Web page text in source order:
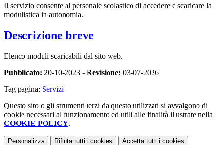
Il servizio consente al personale scolastico di accedere e scaricare la
modulistica in autonomia.
Descrizione breve
Elenco moduli scaricabili dal sito web.
Pubblicato: 20-10-2023 - Revisione: 03-07-2026
Tag pagina: Servizi
Questo sito o gli strumenti terzi da questo utilizzati si avvalgono di
cookie necessari al funzionamento ed utili alle finalità illustrate nella
COOKIE POLICY.
Personalizza Rifiuta tutti i cookies Accetta tutti i cookies